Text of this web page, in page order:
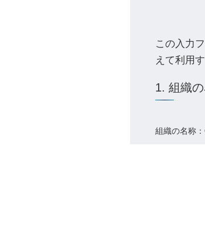
この入力
えて利用
1. 組織
組織の名称